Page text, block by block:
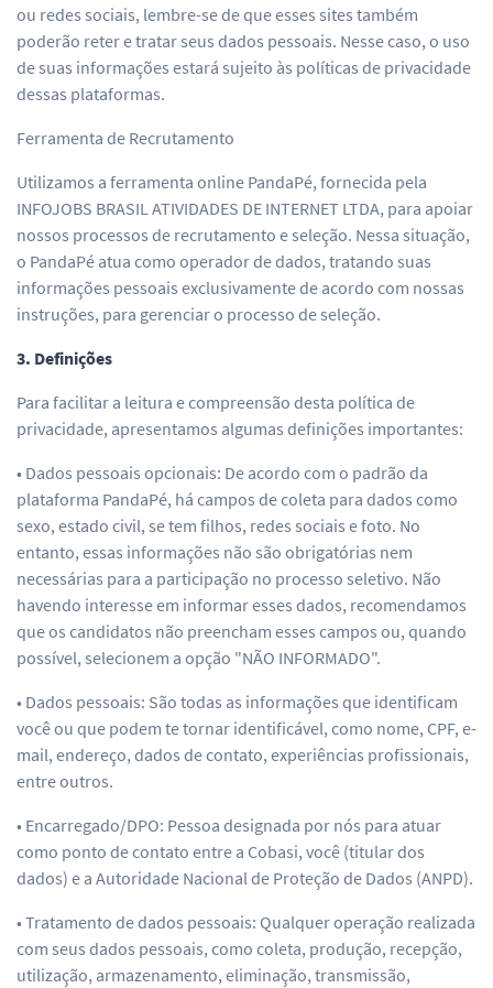
ou redes sociais, lembre-se de que esses sites também
poderão reter e tratar seus dados pessoais. Nesse caso, o uso
de suas informações estará sujeito às políticas de privacidade
dessas plataformas.
Ferramenta de Recrutamento
Utilizamos a ferramenta online PandaPé, fornecida pela
INFOJOBS BRASIL ATIVIDADES DE INTERNET LTDA, para apoiar
nossos processos de recrutamento e seleção. Nessa situação,
o PandaPé atua como operador de dados, tratando suas
informações pessoais exclusivamente de acordo com nossas
instruções, para gerenciar o processo de seleção.
3. Definições
Para facilitar a leitura e compreensão desta política de
privacidade, apresentamos algumas definições importantes:
• Dados pessoais opcionais: De acordo com o padrão da
plataforma PandaPé, há campos de coleta para dados como
sexo, estado civil, se tem filhos, redes sociais e foto. No
entanto, essas informações não são obrigatórias nem
necessárias para a participação no processo seletivo. Não
havendo interesse em informar esses dados, recomendamos
que os candidatos não preencham esses campos ou, quando
possível, selecionem a opção "NÃO INFORMADO".
• Dados pessoais: São todas as informações que identificam
você ou que podem te tornar identificável, como nome, CPF, e-
mail, endereço, dados de contato, experiências profissionais,
entre outros.
• Encarregado/DPO: Pessoa designada por nós para atuar
como ponto de contato entre a Cobasi, você (titular dos
dados) e a Autoridade Nacional de Proteção de Dados (ANPD).
• Tratamento de dados pessoais: Qualquer operação realizada
com seus dados pessoais, como coleta, produção, recepção,
utilização, armazenamento, eliminação, transmissão,